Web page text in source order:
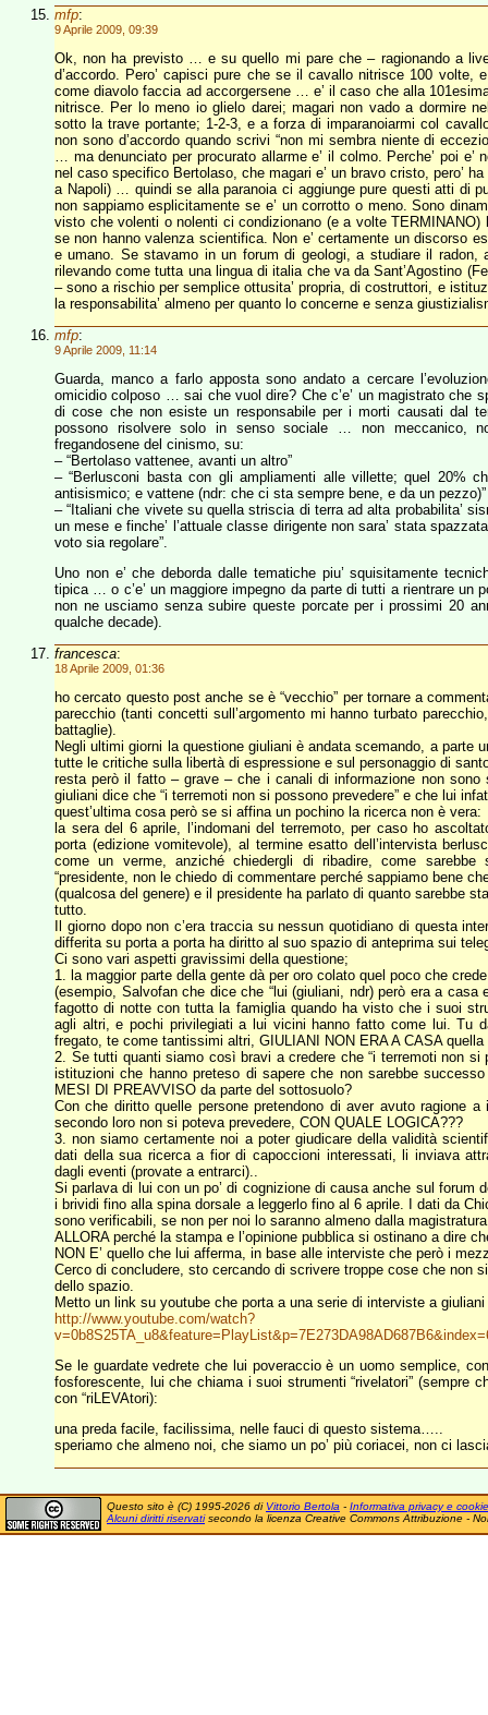
mfp:
9 Aprile 2009, 09:39
Ok, non ha previsto … e su quello mi pare che – ragionando a
d’accordo. Pero’ capisci pure che se il cavallo nitrisce 100
come diavolo faccia ad accorgersene … e’ il caso che alla
nitrisce. Per lo meno io glielo darei; magari non vado a dormire
sotto la trave portante; 1-2-3, e a forza di imparanoiarmi col
non sono d’accordo quando scrivi “non mi sembra niente di
… ma denunciato per procurato allarme e’ il colmo. Perche’ poi
nel caso specifico Bertolaso, che magari e’ un bravo cristo, pero’
a Napoli) … quindi se alla paranoia ci aggiunge pure questi atti di
non sappiamo esplicitamente se e’ un corrotto o meno. Sono
visto che volenti o nolenti ci condizionano (e a volte TERMINANO)
se non hanno valenza scientifica. Non e’ certamente un discorso
e umano. Se stavamo in un forum di geologi, a studiare il
rilevando come tutta una lingua di italia che va da Sant’Agostino
– sono a rischio per semplice ottusita’ propria, di costruttori, e
la responsabilita’ almeno per quanto lo concerne e senza
mfp:
9 Aprile 2009, 11:14
Guarda, manco a farlo apposta sono andato a cercare
omicidio colposo … sai che vuol dire? Che c’e’ un magistrato che
di cose che non esiste un responsabile per i morti causati dal
possono risolvere solo in senso sociale … non meccanico,
fregandosene del cinismo, su:
– “Bertolaso vattenee, avanti un altro”
– “Berlusconi basta con gli ampliamenti alle villette; quel 20%
antisismico; e vattene (ndr: che ci sta sempre bene, e da un pezzo)”
– “Italiani che vivete su quella striscia di terra ad alta probabilita’
un mese e finche’ l’attuale classe dirigente non sara’ stata
voto sia regolare”.
Uno non e’ che deborda dalle tematiche piu’ squisitamente
tipica … o c’e’ un maggiore impegno da parte di tutti a rientrare un
non ne usciamo senza subire queste porcate per i prossimi 20
qualche decade).
francesca:
18 Aprile 2009, 01:36
ho cercato questo post anche se è “vecchio” per tornare a
parecchio (tanti concetti sull’argomento mi hanno turbato
battaglie).
Negli ultimi giorni la questione giuliani è andata scemando, a parte
tutte le critiche sulla libertà di espressione e sul personaggio di
resta però il fatto – grave – che i canali di informazione non
giuliani dice che “i terremoti non si possono prevedere” e che lui
quest’ultima cosa però se si affina un pochino la ricerca non è vera:
la sera del 6 aprile, l’indomani del terremoto, per caso ho
porta (edizione vomitevole), al termine esatto dell’intervista
come un verme, anziché chiedergli di ribadire, come sarebbe
“presidente, non le chiedo di commentare perché sappiamo bene
(qualcosa del genere) e il presidente ha parlato di quanto sarebbe
tutto.
Il giorno dopo non c’era traccia su nessun quotidiano di questa
differita su porta a porta ha diritto al suo spazio di anteprima sui
Ci sono vari aspetti gravissimi della questione;
1. la maggior parte della gente dà per oro colato quel poco che
(esempio, Salvofan che dice che “lui (giuliani, ndr) però era a
fagotto di notte con tutta la famiglia quando ha visto che i suoi
agli altri, e pochi privilegiati a lui vicini hanno fatto come lui. Tu
fregato, te come tantissimi altri, GIULIANI NON ERA A CASA quella
2. Se tutti quanti siamo così bravi a credere che “i terremoti non
istituzioni che hanno preteso di sapere che non sarebbe
MESI DI PREAVVISO da parte del sottosuolo?
Con che diritto quelle persone pretendono di aver avuto ragione
secondo loro non si poteva prevedere, CON QUALE LOGICA???
3. non siamo certamente noi a poter giudicare della validità
dati della sua ricerca a fior di capoccioni interessati, li inviava
dagli eventi (provate a entrarci)..
Si parlava di lui con un po’ di cognizione di causa anche sul forum
i brividi fino alla spina dorsale a leggerlo fino al 6 aprile. I dati da
sono verificabili, se non per noi lo saranno almeno dalla
ALLORA perché la stampa e l’opinione pubblica si ostinano a dire
NON E’ quello che lui afferma, in base alle interviste che però i
Cerco di concludere, sto cercando di scrivere troppe cose che non
dello spazio.
Metto un link su youtube che porta a una serie di interviste a
http://www.youtube.com/watch?
Se le guardate vedrete che lui poveraccio è un uomo semplice,
fosforescente, lui che chiama i suoi strumenti “rivelatori” (sempre
con “riLEVAtori):
una preda facile, facilissima, nelle fauci di questo sistema…..
speriamo che almeno noi, che siamo un po’ più coriacei, non ci
Questo sito è (C) 1995-2026 di Vittorio Bertola - Informativa privacy e cookie
Alcuni diritti riservatisecondo la licenza Creative Commons Attribuzione -